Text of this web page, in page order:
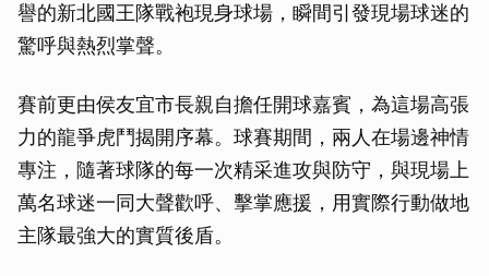
譽的新北國王隊戰袍現身球場，瞬間引發現場球迷的
驚呼與熱烈掌聲。
賽前更由侯友宜市長親自擔任開球嘉賓，為這場高張
力的龍爭虎鬥揭開序幕。球賽期間，兩人在場邊神情
專注，隨著球隊的每一次精采進攻與防守，與現場上
萬名球迷一同大聲歡呼、擊掌應援，用實際行動做地
主隊最強大的實質後盾。